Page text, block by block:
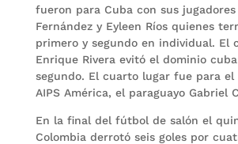
fueron para Cuba con sus jugadores
Fernández y Eyleen Ríos quienes
primero y segundo en individual. El
Enrique Rivera evitó el dominio
segundo. El cuarto lugar fue para el
AIPS América, el paraguayo Gabriel
En la final del fútbol de salón el
Colombia derrotó seis goles por